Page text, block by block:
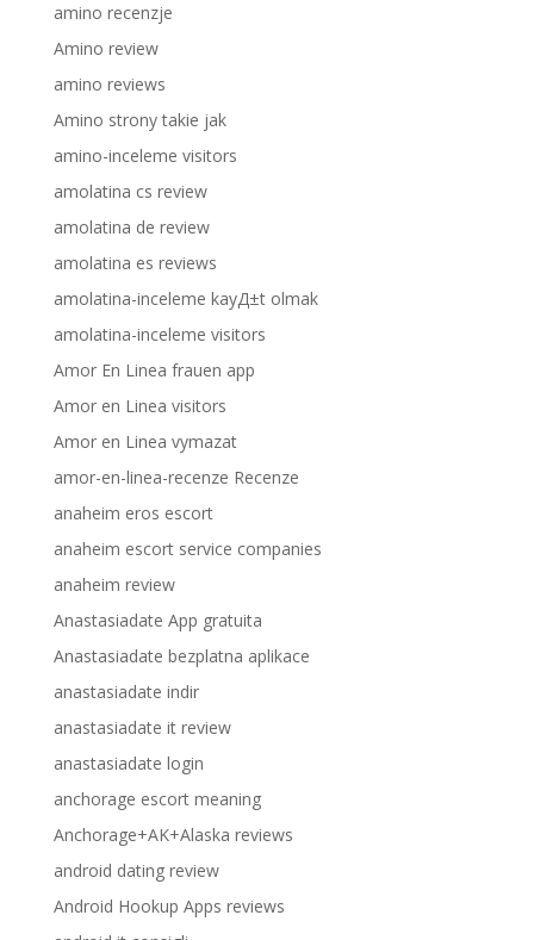
amino recenzje
Amino review
amino reviews
Amino strony takie jak
amino-inceleme visitors
amolatina cs review
amolatina de review
amolatina es reviews
amolatina-inceleme kayД±t olmak
amolatina-inceleme visitors
Amor En Linea frauen app
Amor en Linea visitors
Amor en Linea vymazat
amor-en-linea-recenze Recenze
anaheim eros escort
anaheim escort service companies
anaheim review
Anastasiadate App gratuita
Anastasiadate bezplatna aplikace
anastasiadate indir
anastasiadate it review
anastasiadate login
anchorage escort meaning
Anchorage+AK+Alaska reviews
android dating review
Android Hookup Apps reviews